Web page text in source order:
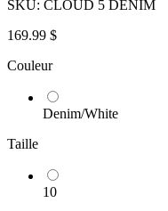
SKU: CLOUD 5 DENIM
169.99 $
Couleur
Denim/White
Taille
10